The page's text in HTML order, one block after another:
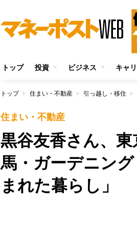
トップ 投資 ビジネス キャ
トップ 住まい・不動産 引っ越し・移住
住まい・不動産
黒谷友香さん、
馬・ガーデニン
まれた暮らし」